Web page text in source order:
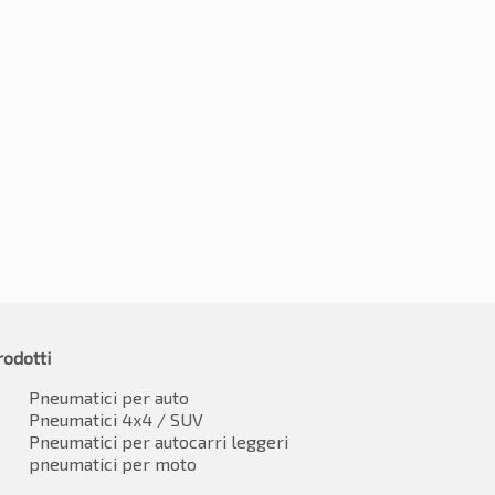
88H
Pneumatici per auto
Pneumatici 4x4 / SUV
Pneumatici per autocarri leggeri
pneumatici per moto